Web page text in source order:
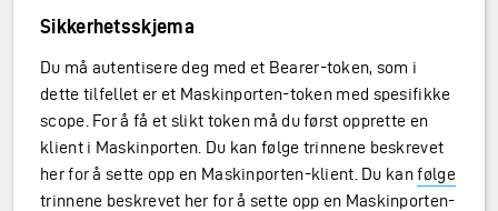
Sikkerhetsskjema
Du må autentisere deg med et Bearer-token, som i
dette tilfellet er et Maskinporten-token med spesifikke
scope. For å få et slikt token må du først opprette en
klient i Maskinporten. Du kan følge trinnene beskrevet
her for å sette opp en Maskinporten-klient. Du kanfølge
trinnene beskrevet her for å sette opp en Maskinporten-